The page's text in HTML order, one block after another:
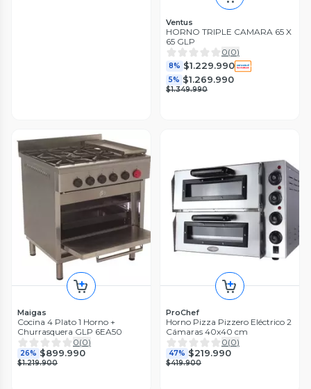
Ventus
HORNO TRIPLE CAMARA 65 X
65 GLP
0(0)
8% $1.229.990
5% $1.269.990
$1.349.990
Maigas
Cocina 4 Plato 1 Horno +
Churrasquera GLP 6EA50
0(0)
26% $899.990
$1.219.900
ProChef
Horno Pizza Pizzero Eléctrico 2
Cámaras 40x40 cm
0(0)
47% $219.990
$419.900